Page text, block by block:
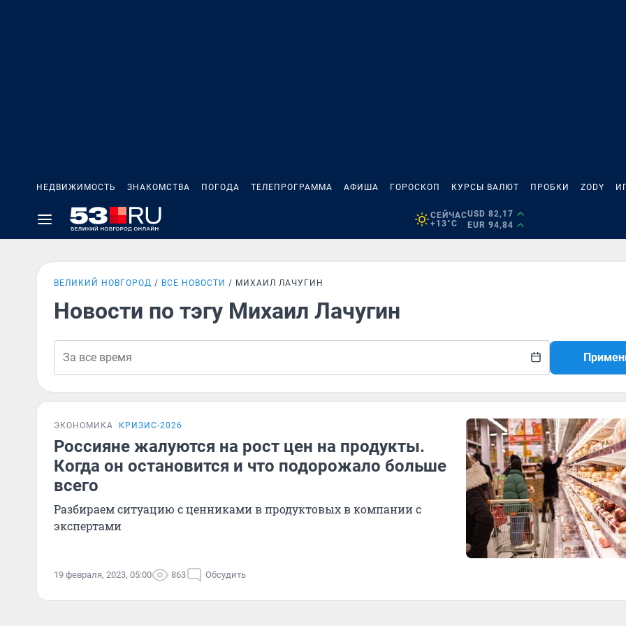
НЕДВИЖИМОСТЬ ЗНАКОМСТВА ПОГОДА ТЕЛЕПРОГРАММА АФИША ГОРОСКОП КУРСЫ ВАЛЮТ ПРОБКИ ZODY
СЕЙЧАС
+13°C
USD 82,17
EUR 94,84
ВЕЛИКИЙ НОВГОРОД ВСЕ НОВОСТИ МИХАИЛ ЛАЧУГИН
Новости по тэгу Михаил Лачугин
ЭКОНОМИКА КРИЗИС-2026
Россияне жалуются на рост цен на продукты.
Когда он остановится и что подорожало больше
всего
Разбираем ситуацию с ценниками в продуктовых в компании с
экспертами
19 февраля, 2023, 05:00 863 Обсудить